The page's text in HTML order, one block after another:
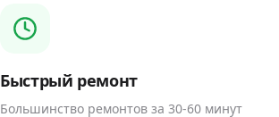
Быстрый ремонт
Большинство ремонтов за 30-60 минут